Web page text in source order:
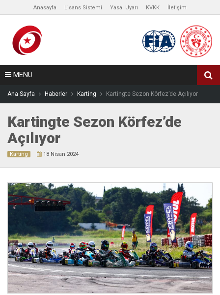
Anasayfa Lisans Sistemi Yasal Uyarı KVKK İletişim
MENÜ
Ana Sayfa Haberler Karting Kartingte Sezon Körfez’de Açılıyor
Kartingte Sezon Körfez’de
Açılıyor
Karting 18 Nisan 2024